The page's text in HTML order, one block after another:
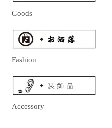
Goods
Fashion
Accessory